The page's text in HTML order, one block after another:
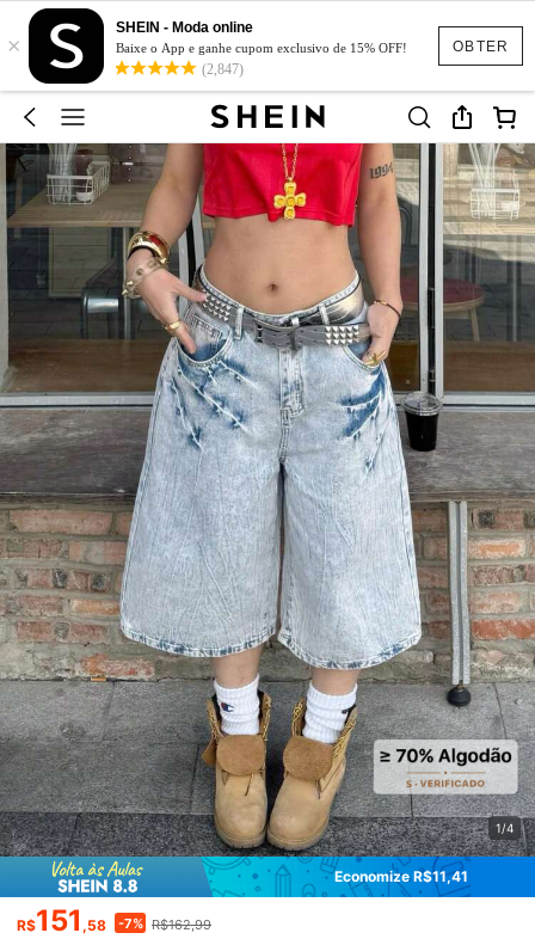
OBTER
×
SHEIN - Moda online
Baixe o App e ganhe cupom exclusivo de 15% OFF!
(2,847)
1/4
Economize R$11,41
R$151 ,58 -7% R$162,99